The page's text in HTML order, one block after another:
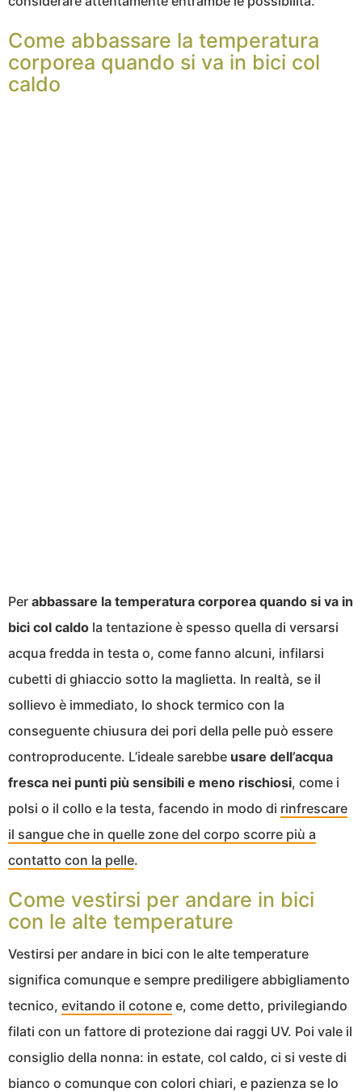
Come abbassare la temperatura
corporea quando si va in bici col
caldo
Per abbassare la temperatura corporea quando si va in
bici col caldo la tentazione è spesso quella di versarsi
acqua fredda in testa o, come fanno alcuni, infilarsi
cubetti di ghiaccio sotto la maglietta. In realtà, se il
sollievo è immediato, lo shock termico con la
conseguente chiusura dei pori della pelle può essere
controproducente. L’ideale sarebbe usare dell’acqua
fresca nei punti più sensibili e meno rischiosi, come i
polsi o il collo e la testa, facendo in modo di rinfrescare
il sangue che in quelle zone del corpo scorre più a
contatto con la pelle.
Come vestirsi per andare in bici
con le alte temperature
Vestirsi per andare in bici con le alte temperature
significa comunque e sempre prediligere abbigliamento
tecnico, evitando il cotone e, come detto, privilegiando
filati con un fattore di protezione dai raggi UV. Poi vale il
consiglio della nonna: in estate, col caldo, ci si veste di
bianco o comunque con colori chiari, e pazienza se lo